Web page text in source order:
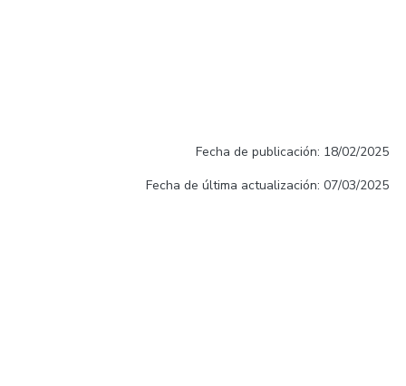
Fecha de publicación: 18/02/2025
Fecha de última actualización: 07/03/2025